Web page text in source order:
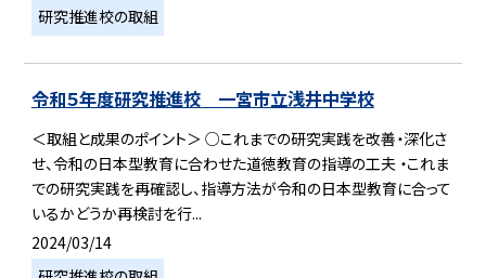
研究推進校の取組
令和５年度研究推進校 一宮市立浅井中学校
＜取組と成果のポイント＞ ○これまでの研究実践を改善・深化さ
せ、令和の日本型教育に合わせた道徳教育の指導の工夫 ・これま
での研究実践を再確認し、指導方法が令和の日本型教育に合って
いるかどうか再検討を行...
2024/03/14